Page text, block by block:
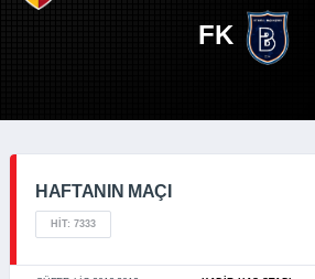
FK
HAFTANIN MAÇI
HIT: 7333